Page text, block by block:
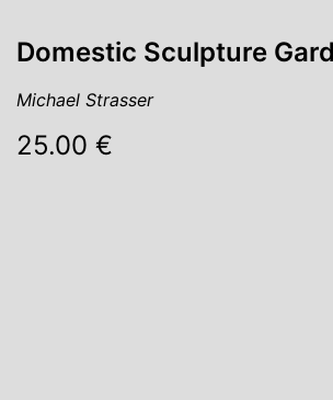
Domestic Sculpture
Michael Strasser
25.00 €